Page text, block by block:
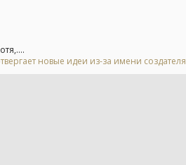
новые идеи из-за имени создателя